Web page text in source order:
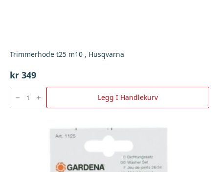
Trimmerhode t25 m10 , Husqvarna
kr 349
Trimmerhode
m10
,
Legg I Handlekurv